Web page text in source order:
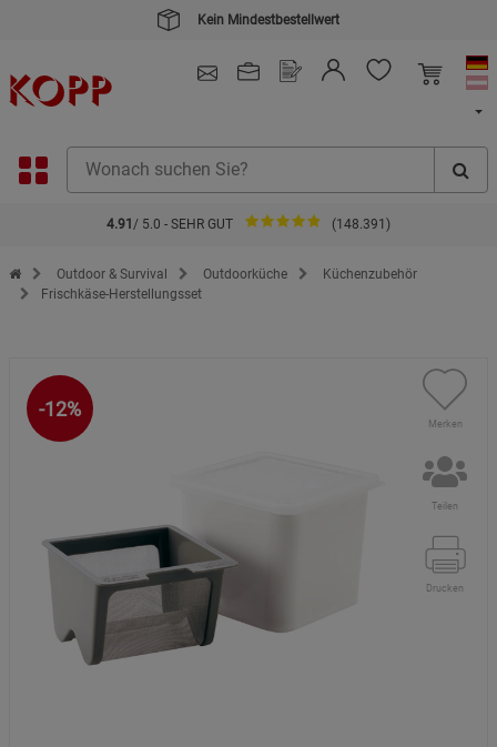
4.91 / 5.0 - SEHR GUT (148.391)
Zur Startseite des Kopp Verlag Online-Shop
Outdoor & Survival Outdoorküche
Küchenzubehör
Frischkäse-Herstellungsset
-12%
Merken
Teilen
Drucken